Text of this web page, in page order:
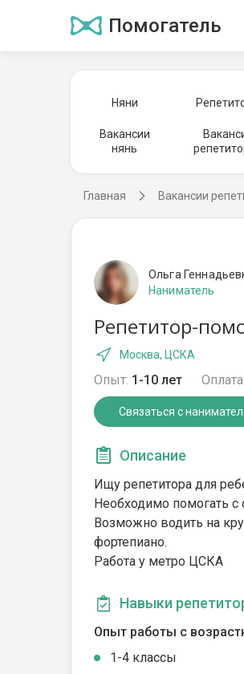
Помогатель
Няни
Вакансии
нянь
Главная Вакансии
Ольга
Наниматель
Репетитор-
Москва, ЦСКА
Опыт: 1-10 лет Оплата:
Связаться с
Описание
Ищу репетитора для
Необходимо помогать
Возможно водить на
фортепиано.
Работа у метро ЦСКА
Навыки
Опыт работы с
1-4 классы